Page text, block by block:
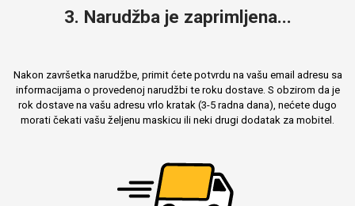
3. Narudžba je zaprimljena...
Nakon završetka narudžbe, primit ćete potvrdu na vašu email adresu sa
informacijama o provedenoj narudžbi te roku dostave. S obzirom da je
rok dostave na vašu adresu vrlo kratak (3-5 radna dana), nećete dugo
morati čekati vašu željenu maskicu ili neki drugi dodatak za mobitel.